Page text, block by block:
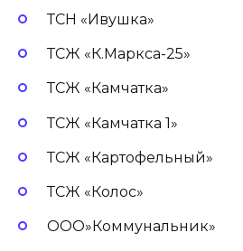
ТСН «Ивушка»
ТСЖ «К.Маркса-25»
ТСЖ «Камчатка»
ТСЖ «Камчатка 1»
ТСЖ «Картофельный»
ТСЖ «Колос»
ООО»Коммунальник»